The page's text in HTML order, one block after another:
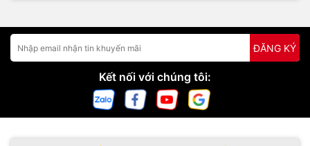
ĐĂNG KÝ
Kết nối với chúng tôi: